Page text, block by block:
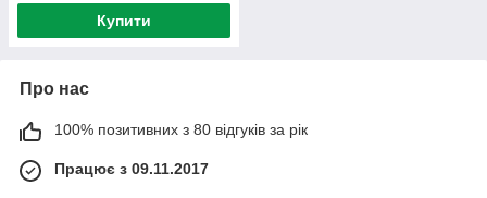
Купити
Про нас
100% позитивних з 80 відгуків за рік
Працює з 09.11.2017